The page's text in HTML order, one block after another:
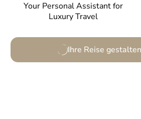
Your Personal Assistant for
Luxury Travel
Ihre Reise